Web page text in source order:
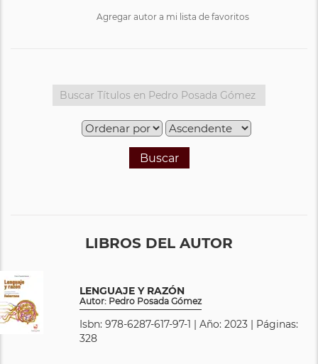
Agregar autor a mi lista de favoritos
Buscar
LIBROS DEL AUTOR
LENGUAJE Y RAZÓN
Autor: Pedro Posada Gómez
Isbn: 978-6287-617-97-1 | Año: 2023 | Páginas:
328